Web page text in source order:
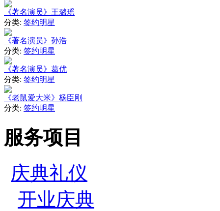
《著名演员》王璐瑶
分类: 签约明星
《著名演员》孙浩
分类: 签约明星
《著名演员》葛优
分类: 签约明星
《老鼠爱大米》杨臣刚
分类: 签约明星
服务项目
庆典礼仪
开业庆典